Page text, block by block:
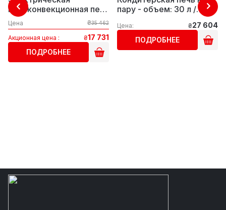
пароконвекционная печь
- 4 уровня GGM Gastro
Цена ₴35 462
Акционная цена : ₴17 731
ПОДРОБНЕЕ
пару - объем: 30 л /
материал: нержав.сталь
GGM Gastro
Цена: ₴27 604
ПОДРОБНЕЕ